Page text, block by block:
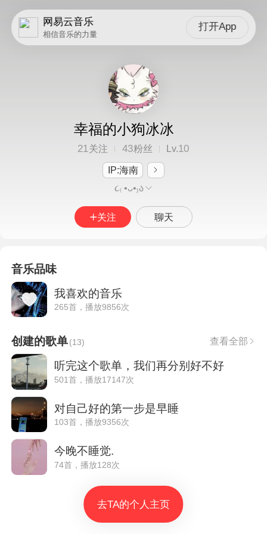
网易云音乐
相信音乐的力量
打开App
幸福的小狗冰冰
21关注 43粉丝 Lv.10
IP:海南
૮₍ •ᴗ•₎ა
关注 聊天
音乐品味
我喜欢的音乐
265首，播放9856次
创建的歌单(13) 查看全部
听完这个歌单，我们再分别好不好
501首，播放17147次
对自己好的第一步是早睡
103首，播放9356次
今晚不睡觉.
74首，播放128次
去TA的个人主页